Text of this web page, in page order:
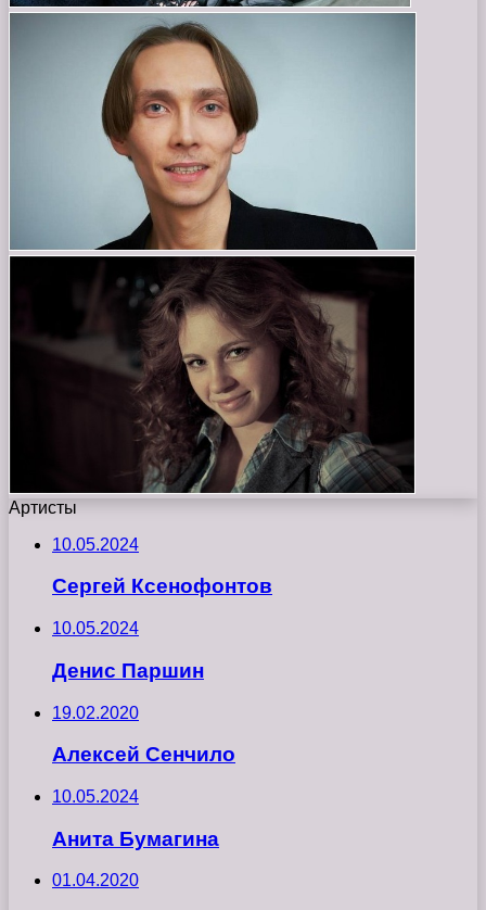
Артисты
10.05.2024
Сергей Ксенофонтов
10.05.2024
Денис Паршин
19.02.2020
Алексей Сенчило
10.05.2024
Анита Бумагина
01.04.2020